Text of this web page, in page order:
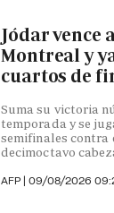
Jódar vence
Montreal y
cuartos de
Suma su victoria
temporada y se
semifinales contra
decimoctavo
AFP | 09/08/2026